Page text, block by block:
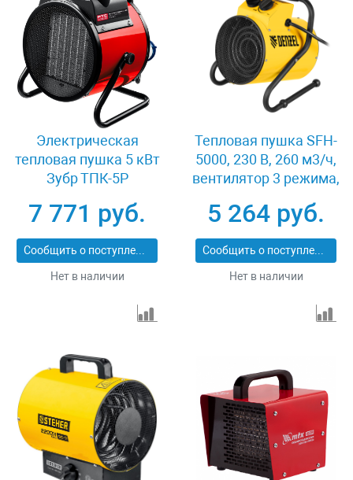
Электрическая
тепловая пушка 5 кВт
Зубр ТПК-5Р
7 771 руб.
Сообщить о поступлении
Нет в наличии
Тепловая пушка SFH-
5000, 230 В, 260 м3/ч,
вентилятор 3 режима,
96438
5 264 руб.
Сообщить о поступлении
Нет в наличии